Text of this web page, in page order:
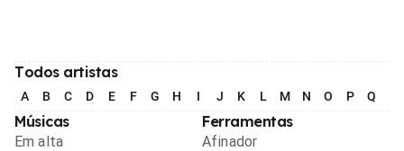
Todos artistas
A B C D E F G H I J K L M N O P Q
Músicas
Em alta
Ferramentas
Afinador